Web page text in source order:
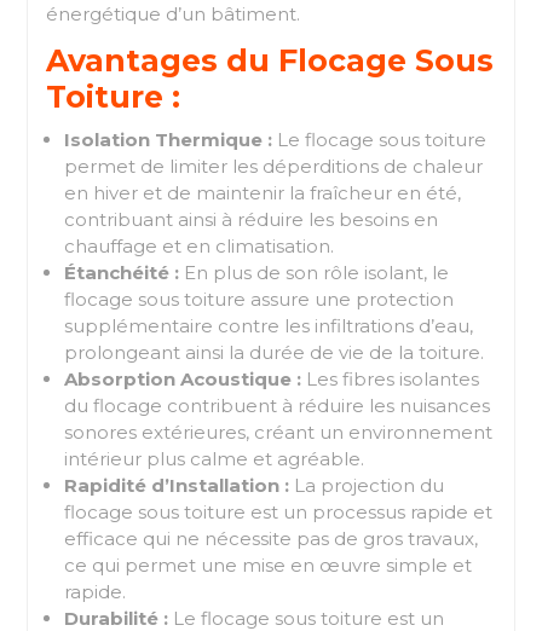
énergétique d’un bâtiment.
Avantages du Flocage Sous
Toiture :
Isolation Thermique : Le flocage sous toiture
permet de limiter les déperditions de chaleur
en hiver et de maintenir la fraîcheur en été,
contribuant ainsi à réduire les besoins en
chauffage et en climatisation.
Étanchéité : En plus de son rôle isolant, le
flocage sous toiture assure une protection
supplémentaire contre les infiltrations d’eau,
prolongeant ainsi la durée de vie de la toiture.
Absorption Acoustique : Les fibres isolantes
du flocage contribuent à réduire les nuisances
sonores extérieures, créant un environnement
intérieur plus calme et agréable.
Rapidité d’Installation : La projection du
flocage sous toiture est un processus rapide et
efficace qui ne nécessite pas de gros travaux,
ce qui permet une mise en œuvre simple et
rapide.
Durabilité : Le flocage sous toiture est un